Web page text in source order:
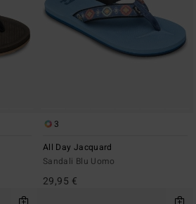
3
All Day Jacquard
Sandali Blu Uomo
29,95 €